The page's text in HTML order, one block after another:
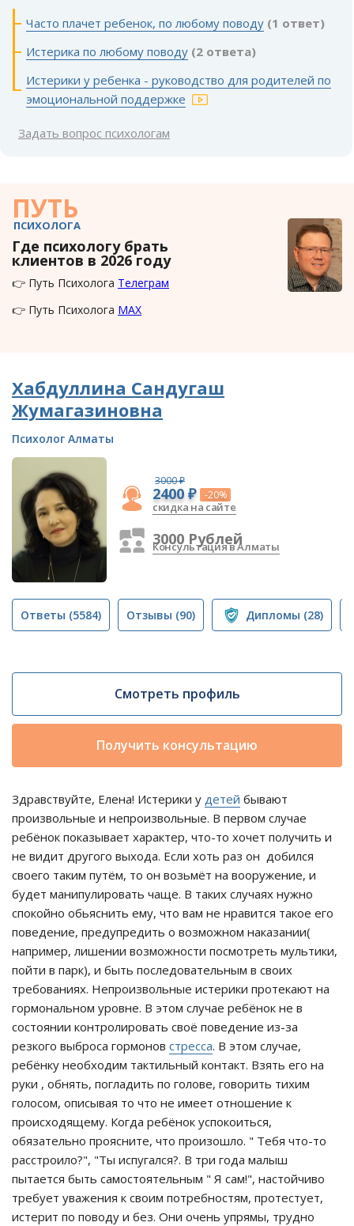
Часто плачет ребенок, по любому поводу (1 ответ)
Истерика по любому поводу (2 ответа)
Истерики у ребенка - руководство для родителей по
эмоциональной поддержке
Задать вопрос психологам
ПУТЬ
ПСИХОЛОГА
Где психологу брать
клиентов в 2026 году
👉 Путь Психолога Телеграм
👉 Путь Психолога MAX
Хабдуллина Сандугаш
Жумагазиновна
Психолог Алматы
3000 ₽
2400 ₽ -20%
скидка на сайте
3000 Рублей
Консультация в Алматы
Ответы (5584) Отзывы (90) Дипломы (28)
Смотреть профиль
Получить консультацию
Здравствуйте, Елена! Истерики у детей бывают
произвольные и непроизвольные. В первом случае
ребёнок показывает характер, что-то хочет получить и
не видит другого выхода. Если хоть раз он добился
своего таким путём, то он возьмёт на вооружение, и
будет манипулировать чаще. В таких случаях нужно
спокойно обьяснить ему, что вам не нравится такое его
поведение, предупредить о возможном наказании(
например, лишении возможности посмотреть мультики,
пойти в парк), и быть последовательным в своих
требованиях. Непроизвольные истерики протекают на
гормональном уровне. В этом случае ребёнок не в
состоянии контролировать своё поведение из-за
резкого выброса гормонов стресса. В этом случае,
ребёнку необходим тактильный контакт. Взять его на
руки , обнять, погладить по голове, говорить тихим
голосом, описывая то что не имеет отношение к
происходящему. Когда ребёнок успокоиться,
обязательно проясните, что произошло. " Тебя что-то
расстроило?", "Ты испугался?. В три года малыш
пытается быть самостоятельным " Я сам!", настойчиво
требует уважения к своим потребностям, протестует,
истерит по поводу и без. Они очень упрямы, трудно